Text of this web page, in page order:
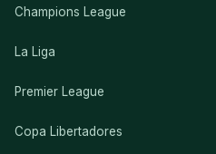
Champions League
La Liga
Premier League
Copa Libertadores